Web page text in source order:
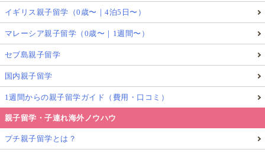
イギリス親子留学（0歳〜｜4泊5日〜）
マレーシア親子留学（0歳〜｜1週間〜）
セブ島親子留学
国内親子留学
1週間からの親子留学ガイド（費用・口コミ）
親子留学・子連れ海外ノウハウ
プチ親子留学とは？